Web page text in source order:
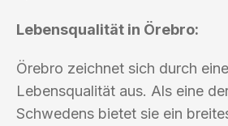
Lebensqualität in Örebro:
Örebro zeichnet sich durch
Lebensqualität aus. Als eine
Schwedens bietet sie ein